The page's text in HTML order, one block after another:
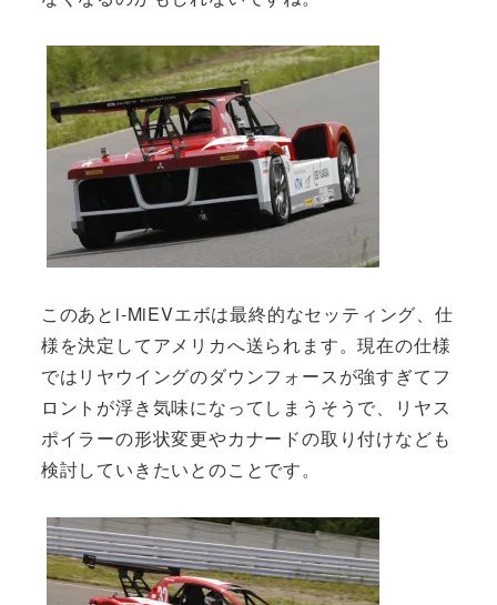
このあとi-MiEVエボは最終的なセッティング、仕
様を決定してアメリカへ送られます。現在の仕様
ではリヤウイングのダウンフォースが強すぎてフ
ロントが浮き気味になってしまうそうで、リヤス
ポイラーの形状変更やカナードの取り付けなども
検討していきたいとのことです。